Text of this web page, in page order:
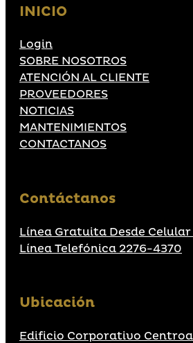
INICIO
Login
SOBRE NOSOTROS
ATENCIÓN AL CLIENTE
PROVEEDORES
NOTICIAS
MANTENIMIENTOS
CONTACTANOS
Contáctanos
Línea Gratuita Desde Celular
Línea Telefónica 2276-4370
Ubicación
Edificio Corporativo